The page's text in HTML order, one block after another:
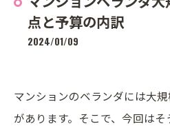
点と予算の内訳
2024/01/09
マンションのベランダには大
があります。そこで、今回は